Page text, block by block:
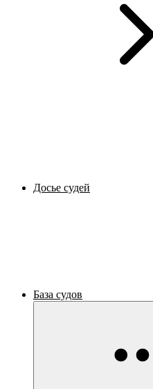
Досье судей
База судов